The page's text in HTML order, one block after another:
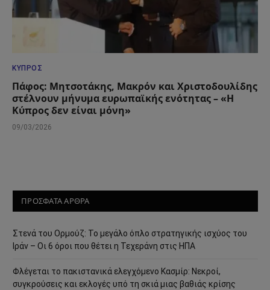
ΚΎΠΡΟΣ
Πάφος: Μητσοτάκης, Μακρόν και Χριστοδουλίδης
στέλνουν μήνυμα ευρωπαϊκής ενότητας – «Η
Κύπρος δεν είναι μόνη»
09/03/2026
ΠΡΟΣΦΑΤΑ ΑΡΘΡΑ
Στενά του Ορμούζ: Το μεγάλο όπλο στρατηγικής ισχύος του
Ιράν – Οι 6 όροι που θέτει η Τεχεράνη στις ΗΠΑ
Φλέγεται το πακιστανικά ελεγχόμενο Κασμίρ: Νεκροί,
συγκρούσεις και εκλογές υπό τη σκιά μιας βαθιάς κρίσης